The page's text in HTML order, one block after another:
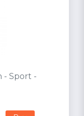
- Sport -